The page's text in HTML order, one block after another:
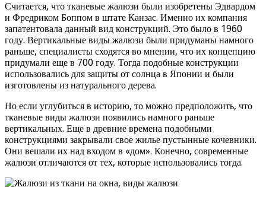
Считается, что тканевые жалюзи были изобретены Эдвардом
и Фредриком Боппом в штате Канзас. Именно их компания
запатентовала данный вид конструкций. Это было в 1960
году. Вертикальные виды жалюзи были придуманы намного
раньше, специалисты сходятся во мнении, что их концепцию
придумали еще в 700 году. Тогда подобные конструкции
использовались для защиты от солнца в Японии и были
изготовлены из натурального дерева.
Но если углубиться в историю, то можно предположить, что
тканевые виды жалюзи появились намного раньше
вертикальных. Еще в древние времена подобными
конструкциями закрывали свое жилье пустынные кочевники.
Они вешали их над входом в «дом». Конечно, современные
жалюзи отличаются от тех, которые использовались тогда.